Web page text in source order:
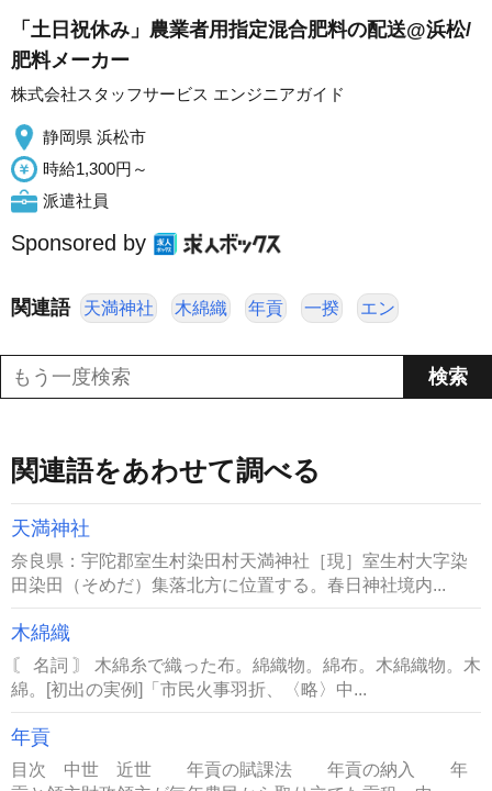
「土日祝休み」農業者用指定混合肥料の配送@浜松/
肥料メーカー
株式会社スタッフサービス エンジニアガイド
静岡県 浜松市
時給1,300円～
派遣社員
Sponsored by
関連語 天満神社 木綿織 年貢 一揆 エン
関連語をあわせて調べる
天満神社
奈良県：宇陀郡室生村染田村天満神社［現］室生村大字染
田染田（そめだ）集落北方に位置する。春日神社境内...
木綿織
〘 名詞 〙 木綿糸で織った布。綿織物。綿布。木綿織物。木
綿。[初出の実例]「市民火事羽折、〈略〉中...
年貢
目次 中世 近世 年貢の賦課法 年貢の納入 年